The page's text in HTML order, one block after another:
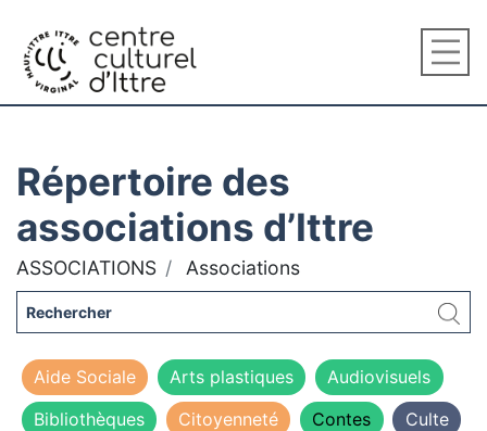
Répertoire des
associations d’Ittre
ASSOCIATIONS Associations
Aide Sociale Arts plastiques
Audiovisuels
Bibliothèques
Citoyenneté Contes
Culte